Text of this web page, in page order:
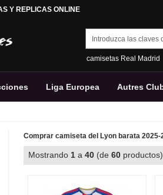
Y REPLICAS ONLINE
camisetas Real Madrid
Liga Europea Autres
Comprar camiseta del Lyon barata 2025-
Mostrando 1 a 40 (de 60